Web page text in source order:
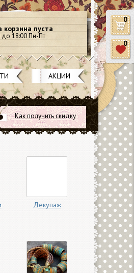
корзина пуста
до 18:00 Пн-Пт
АКЦИИ
Как получить скидку
Декупаж
0
0